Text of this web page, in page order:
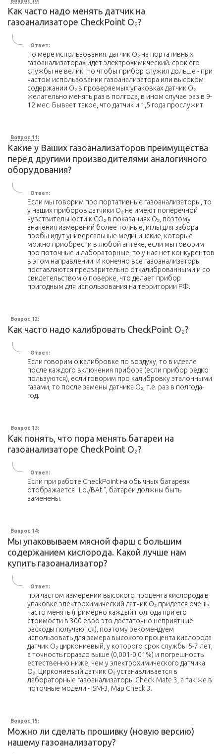
Как часто надо менять датчик на
газоанализаторе CheckPoint O₂?
Ответ:
По мере использования. датчик O₂ на портативных
газоанализаторах идет электрохимический. срок его
службы не велик. Но чтобы прибор служил дольше - при
частом использовании газоанализатора или высоком
содержании O₂ в проверяемых упаковках датчик O₂
желательно менять раз в полгода, в ином случае раз в 9-
12 мес. Бывает такое, что датчик и 1,5 года прослужит.
Вопрос 11:
Какие у Ваших газоанализаторов преимущества
перед другими производителями аналогичного
оборудования?
Ответ:
Если мы говорим про портативные газоанализаторы, то
у наших приборов датчики O₂ не имеют поперечной
чувствительности к СO₂ в показаниях O₂, поэтому
значения измерений более точные, иглы для забора
пробы идут универсальные медицинские, которые
можно приобрести в любой аптеке, если мы говорим
про поточные и лабораторные, то у нас нет конкурентов
в этом направлении. И конечно все газоанализаторы
поставляются предварительно откалиброванными и со
свидетельством о поверке, что делает прибор
пригодным для использования на территории РФ.
Вопрос 12:
Как часто надо калибровать CheckPoint O₂?
Ответ:
Если говорим о калибровке по воздуху, то в идеале
после каждого включения прибора (если прибор редко
пользуются), если говорим про калибровку эталонными
газами, то после замены датчика O₂, т.е. раз в полгода-
год.
Вопрос 13:
Как понять, что пора менять батареи на
газоанализаторе CheckPoint O₂?
Ответ:
Если при работе CheckPoint на обычных батареях
отображается "Lo./BAt.", батареи должны быть
заменены.
Вопрос 14:
Мы упаковываем мясной фарш с большим
содержанием кислорода. Какой лучше нам
купить газоанализатор?
Ответ:
при частом измерении высокого процента кислорода в
упаковке электрохимический датчик O₂ придется очень
часто менять (примерно каждый полгода при его
стоимости в 300 евро это достаточно неприятные
расходы получаются), поэтому рекомендуем
использовать для замера высокого процента кислорода
датчик O₂ циркониевый, у которого срок службы 5-7 лет,
а точность гораздо выше (0,001-0,01%) и погрешность
естественно ниже, чем у электрохимического датчика
O₂. Циркониевый датчик O₂ устанавливается в
лабораторные газоанализаторы Check Mate 3, а так же в
поточные модели - ISM-3, Map Check 3.
Вопрос 15:
Можно ли сделать прошивку (новую версию)
нашему газоанализатору?